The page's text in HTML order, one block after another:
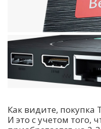
Как видите, покупка
И это с учетом того,